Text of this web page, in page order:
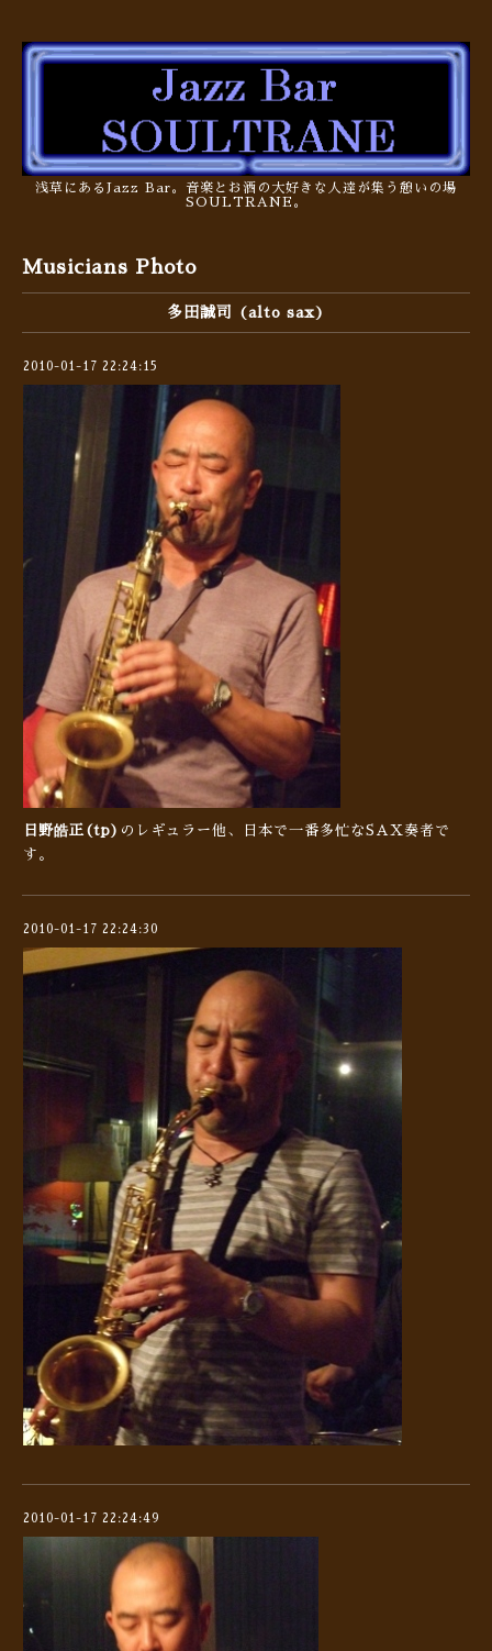
浅草にあるJazz Bar。音楽とお酒の大好きな人達が集う憩いの場
SOULTRANE。
Musicians Photo
多田誠司 (alto sax)
2010-01-17 22:24:15
日野皓正(tp) のレギュラー他、日本で一番多忙なSAX奏者で
す。
2010-01-17 22:24:30
2010-01-17 22:24:49